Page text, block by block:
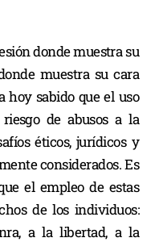
donde muestra su
muestra su cara
sabido que el uso
de abusos a la
éticos, jurídicos y
considerados. Es
el empleo de estas
de los individuos:
a la libertad, a la